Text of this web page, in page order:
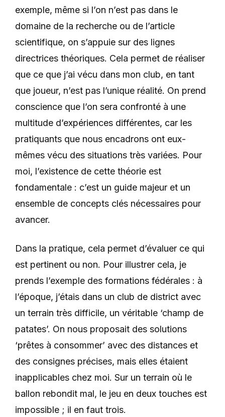
exemple, même si l’on n’est pas dans le
domaine de la recherche ou de l’article
scientifique, on s’appuie sur des lignes
directrices théoriques. Cela permet de réaliser
que ce que j’ai vécu dans mon club, en tant
que joueur, n’est pas l’unique réalité. On prend
conscience que l’on sera confronté à une
multitude d’expériences différentes, car les
pratiquants que nous encadrons ont eux-
mêmes vécu des situations très variées. Pour
moi, l’existence de cette théorie est
fondamentale : c’est un guide majeur et un
ensemble de concepts clés nécessaires pour
avancer.
Dans la pratique, cela permet d’évaluer ce qui
est pertinent ou non. Pour illustrer cela, je
prends l’exemple des formations fédérales : à
l’époque, j’étais dans un club de district avec
un terrain très difficile, un véritable ‘champ de
patates’. On nous proposait des solutions
‘prêtes à consommer’ avec des distances et
des consignes précises, mais elles étaient
inapplicables chez moi. Sur un terrain où le
ballon rebondit mal, le jeu en deux touches est
impossible ; il en faut trois.